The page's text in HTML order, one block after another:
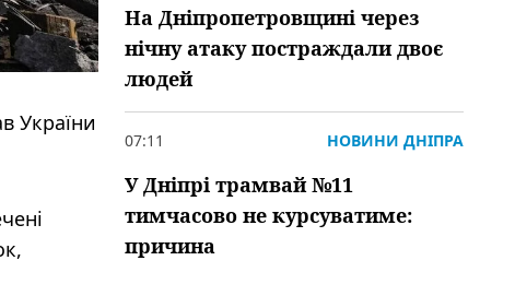
України
На Дніпропетровщині через
нічну атаку постраждали двоє
людей
07:11 НОВИНИ ДНІПРА
У Дніпрі трамвай №11
тимчасово не курсуватиме:
причина